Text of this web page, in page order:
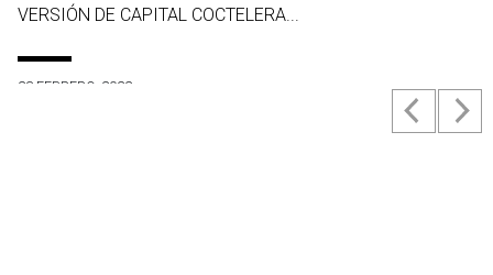
VERSIÓN DE CAPITAL COCTELERA...
23 FEBRERO, 2022